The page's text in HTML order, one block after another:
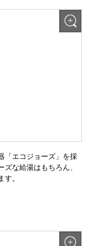
「エコジョーズ」を採
な給湯はもちろん、
。